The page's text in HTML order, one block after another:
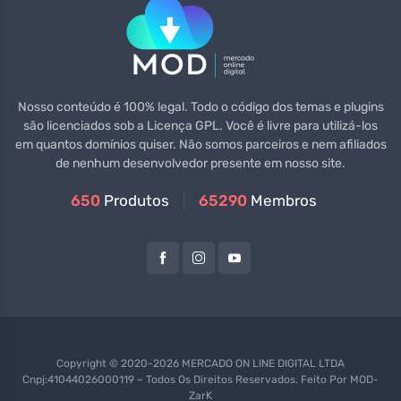
Nosso conteúdo é 100% legal. Todo o código dos temas e plugins
são licenciados sob a Licença GPL. Você é livre para utilizá-los
em quantos domínios quiser. Não somos parceiros e nem afiliados
de nenhum desenvolvedor presente em nosso site.
650 Produtos 65290 Membros
Copyright © 2020-2026 MERCADO ON LINE DIGITAL LTDA
Cnpj:41044026000119 – Todos Os Direitos Reservados. Feito Por MOD-
ZarK